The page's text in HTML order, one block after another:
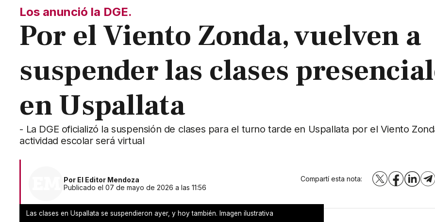
Los anunció la DGE.
Por el Viento Zonda, vuelven a
suspender las clases
en Uspallata
- La DGE oficializó la suspensión de clases para el turno tarde en Uspallata por el Viento
actividad escolar será virtual
Por El Editor Mendoza
Publicado el 07 de mayo de 2026 a las 11:56
Compartí esta nota: X Facebook
Las clases en Uspallata se suspendieron ayer, y hoy también. Imagen ilustrativa